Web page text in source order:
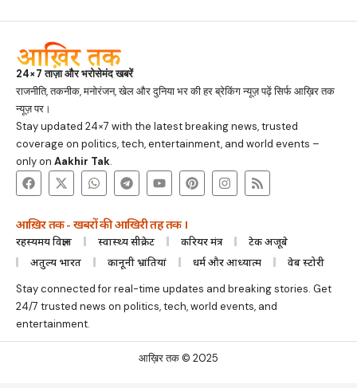
24×7 ताज़ा और भरोसेमंद खबरें
राजनीति, तकनीक, मनोरंजन, खेल और दुनिया भर की हर ब्रेकिंग न्यूज़ पढ़ें सिर्फ आख़िर तक
न्यूज़ पर।
Stay updated 24×7 with the latest breaking news, trusted
coverage on politics, tech, entertainment, and world events –
only on Aakhir Tak.
आख़िर तक - खबरों की आखिरी तह तक ।
रहस्यमय विज्ञान स्वास्थ्य सीक्रेट करियर मंत्र
टेक अजूबे
अतुल्य भारत
कानूनी भ्रांतियां धर्म और आध्यात्म वेब स्टोरी
Stay connected for real-time updates and breaking stories. Get
24/7 trusted news on politics, tech, world events, and
entertainment.
आख़िर तक © 2025